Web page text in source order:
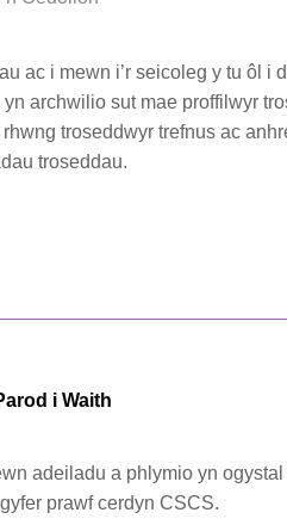
ac i mewn i’r seicoleg y tu ôl i
archwilio sut mae proffilwyr
troseddwyr trefnus ac
troseddau.
i Waith
adeiladu a phlymio yn
prawf cerdyn CSCS.